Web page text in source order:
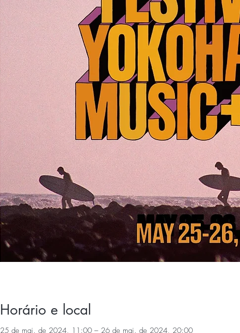
Horário e local
25 de mai. de 2024, 11:00 – 26 de mai. de 2024, 20:00